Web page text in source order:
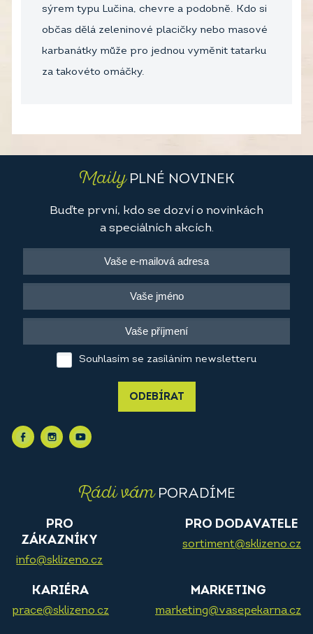
sýrem typu Lučina, chevre a podobně. Kdo si
občas dělá zeleninové placičky nebo masové
karbanátky může pro jednou vyměnit tatarku
za takovéto omáčky.
MailyPLNÉ NOVINEK
Buďte první, kdo se dozví o novinkách
a speciálních akcích.
Souhlasím se zasíláním newsletteru
ODEBÍRAT
Rádi vámPORADÍME
PRO
ZÁKAZNÍKY
info@sklizeno.cz
PRO DODAVATELE
sortiment@sklizeno.cz
KARIÉRA
prace@sklizeno.cz
MARKETING
marketing@vasepekarna.cz